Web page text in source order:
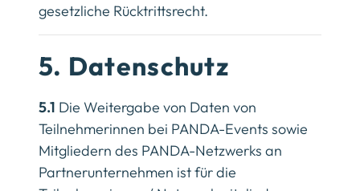
gesetzliche Rücktrittsrecht.
5.1 Die Weitergabe von Daten von
Teilnehmerinnen bei PANDA-Events sowie
Mitgliedern des PANDA-Netzwerks an
Partnerunternehmen ist für die
5. Datenschutz